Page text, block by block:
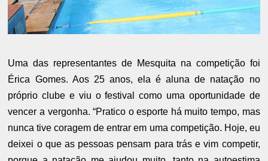
Uma das representantes de Mesquita na competição foi
Érica Gomes. Aos 25 anos, ela é aluna de natação no
próprio clube e viu o festival como uma oportunidade de
vencer a vergonha. “Pratico o esporte há muito tempo, mas
nunca tive coragem de entrar em uma competição. Hoje, eu
deixei o que as pessoas pensam para trás e vim competir,